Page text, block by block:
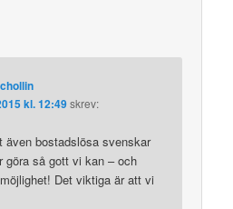
kl. 12:49skrev:
bostadslösa svenskar
göra så gott vi kan – och
Det viktiga är att vi